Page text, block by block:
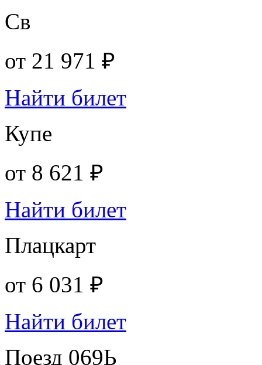
Св
от 21 971 ₽
Найти билет
Купе
от 8 621 ₽
Найти билет
Плацкарт
от 6 031 ₽
Найти билет
Поезд 069Ь